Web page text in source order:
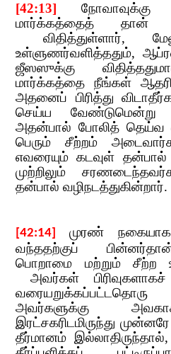
[42:13] ​​
மார்க்கத்தைத் தான்
விதித்துள்ளார்,​​
உள்ளுணர்வளித்ததும்,​​
ஜீஸஸுக்கு
மார்க்கத்தை நீங்கள்
அதனைப் பிரித்து
செய்ய
அதன்பால் போலித்
தெய்வ
பெரும் சீற்றம்
எவரையும் கடவுள்
முற்றிலும்
தன்பால் வழிநடத்துகின்றார்.
[42:14] ​​முரண் நகையாக
வந்ததற்குப்​​
பொறாமை மற்றும் சீற்ற
அவர்கள்
அவர்களுக்கு
இரட்சகரிடமிருந்து
தீர்மானம் இல்லாதிருந்தால்,​​